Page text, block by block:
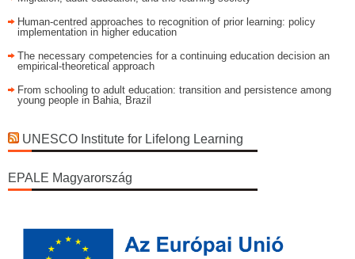
Human-centred approaches to recognition of prior learning: policy
implementation in higher education
The necessary competencies for a continuing education decision an
empirical-theoretical approach
From schooling to adult education: transition and persistence among
young people in Bahia, Brazil
UNESCO Institute for Lifelong Learning
EPALE Magyarország